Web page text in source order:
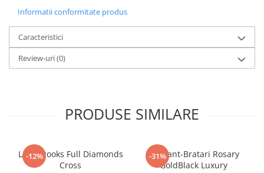
Informatii conformitate produs
Caracteristici
Review-uri(0)
PRODUSE SIMILARE
-12%
Lant Brooks Full Diamonds
Cross
-31%
Set Lant-Bratari Rosary
GoldBlack Luxury